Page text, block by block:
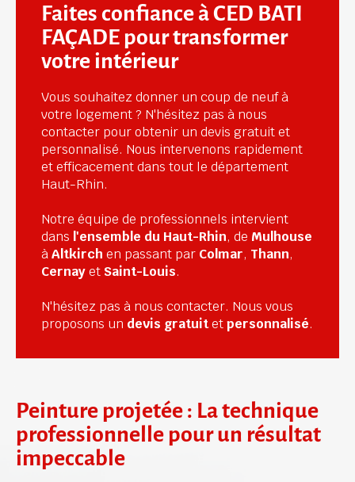
Faites confiance à CED BATI
FAÇADE pour transformer
votre intérieur
Vous souhaitez donner un coup de neuf à
votre logement ? N'hésitez pas à nous
contacter pour obtenir un devis gratuit et
personnalisé. Nous intervenons rapidement
et efficacement dans tout le département
Haut-Rhin.
Notre équipe de professionnels intervient
dans l'ensemble du Haut-Rhin, de Mulhouse
à Altkirch en passant par Colmar, Thann
Cernay et Saint-Louis.
N'hésitez pas à nous contacter. Nous vous
proposons un devis gratuit et personnalisé
Peinture projetée : La technique
professionnelle pour un résultat
impeccable